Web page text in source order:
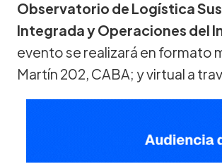
Observatorio de Logística
Integrada y Operaciones del
evento se realizará en formato
Martín 202, CABA; y virtual a